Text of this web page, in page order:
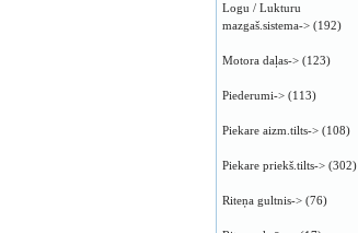
Logu / Lukturu
mazgaš.sistema-> (192)
Motora daļas-> (123)
Piederumi-> (113)
Piekare aizm.tilts-> (108)
Piekare priekš.tilts-> (302)
Riteņa gultnis-> (76)